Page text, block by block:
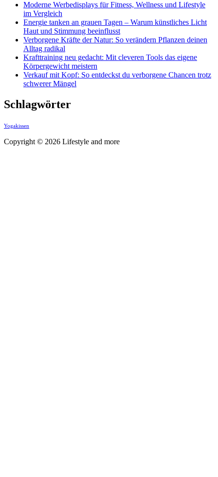
Moderne Werbedisplays für Fitness, Wellness und Lifestyle
im Vergleich
Energie tanken an grauen Tagen – Warum künstliches Licht
Haut und Stimmung beeinflusst
Verborgene Kräfte der Natur: So verändern Pflanzen deinen
Alltag radikal
Krafttraining neu gedacht: Mit cleveren Tools das eigene
Körpergewicht meistern
Verkauf mit Kopf: So entdeckst du verborgene Chancen trotz
schwerer Mängel
Schlagwörter
Yogakissen
Copyright © 2026 Lifestyle and more